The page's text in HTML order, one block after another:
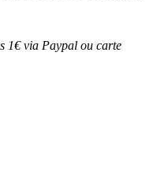
1€ via Paypal ou carte